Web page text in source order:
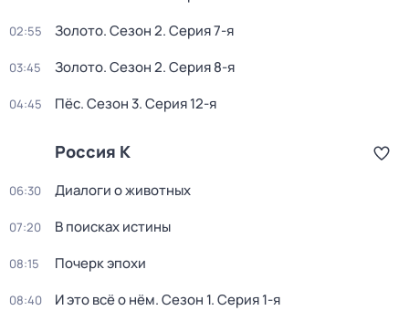
02:55 Золото. Сезон 2. Серия 7-я
03:45 Золото. Сезон 2. Серия 8-я
04:45 Пёс. Сезон 3. Серия 12-я
Россия К
06:30 Диалоги о животных
07:20 В поисках истины
08:15 Почерк эпохи
08:40 И это всё о нём. Сезон 1. Серия 1-я